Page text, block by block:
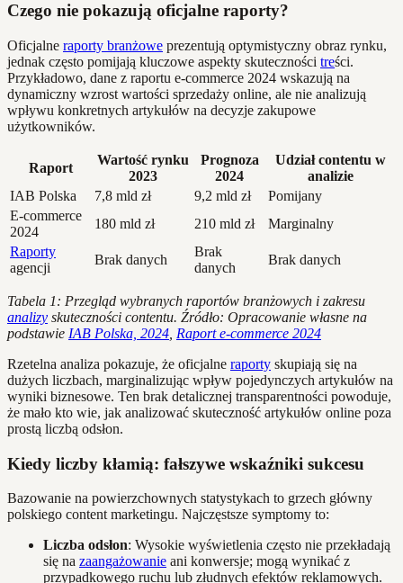
Czego nie pokazują oficjalne raporty?
Oficjalne raporty branżowe prezentują optymistyczny obraz rynku,
jednak często pomijają kluczowe aspekty skuteczności treści.
Przykładowo, dane z raportu e-commerce 2024 wskazują na
dynamiczny wzrost wartości sprzedaży online, ale nie analizują
wpływu konkretnych artykułów na decyzje zakupowe
użytkowników.
Raport
Wartość rynku
2023
Prognoza
2024
Udział contentu w
analizie
IAB Polska
7,8 mld zł 9,2 mld zł
Pomijany
E-commerce
2024
180 mld zł 210 mld zł
Marginalny
Raporty
agencji
Brak danych
Brak
danych
Brak danych
Tabela 1: Przegląd wybranych raportów branżowych i zakresu
analizy skuteczności contentu. Źródło: Opracowanie własne na
podstawie IAB Polska, 2024 Raport e-commerce 2024
Rzetelna analiza pokazuje, że oficjalne raporty skupiają się na
dużych liczbach, marginalizując wpływ pojedynczych artykułów na
wyniki biznesowe. Ten brak detalicznej transparentności powoduje,
że mało kto wie, jak analizować skuteczność artykułów online poza
prostą liczbą odsłon.
Kiedy liczby kłamią: fałszywe wskaźniki sukcesu
Bazowanie na powierzchownych statystykach to grzech główny
polskiego content marketingu. Najczęstsze symptomy to:
Liczba odsłon: Wysokie wyświetlenia często nie przekładają
się na zaangażowanie ani konwersje; mogą wynikać z
przypadkowego ruchu lub złudnych efektów reklamowych.